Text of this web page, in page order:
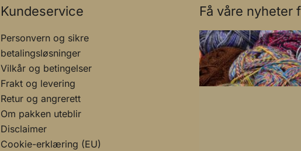
Kundeservice
Personvern og sikre
betalingsløsninger
Vilkår og betingelser
Frakt og levering
Retur og angrerett
Om pakken uteblir
Disclaimer
Cookie-erklæring (EU)
Få våre nyheter